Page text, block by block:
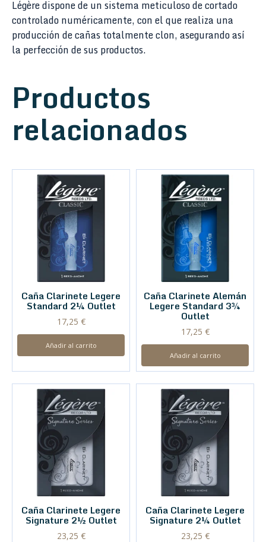
Légère dispone de un sistema meticuloso de cortado
controlado numéricamente, con el que realiza una
producción de cañas totalmente clon, asegurando así
la perfección de sus productos.
Productos
relacionados
Caña Clarinete Legere
Standard 2¼ Outlet
17,25 €
Añadir al carrito
Caña Clarinete Alemán
Legere Standard 3¾
Outlet
17,25 €
Añadir al carrito
Caña Clarinete Legere
Signature 2½ Outlet
23,25 €
Caña Clarinete Legere
Signature 2¼ Outlet
23,25 €